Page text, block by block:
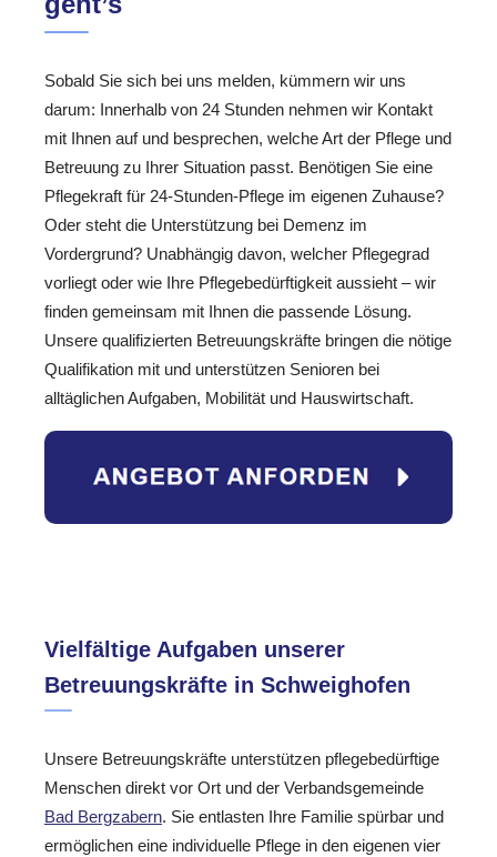
Sobald Sie sich bei uns melden, kümmern wir uns
darum: Innerhalb von 24 Stunden nehmen wir Kontakt
mit Ihnen auf und besprechen, welche Art der Pflege und
Betreuung zu Ihrer Situation passt. Benötigen Sie eine
Pflegekraft für 24-Stunden-Pflege im eigenen Zuhause?
Oder steht die Unterstützung bei Demenz im
Vordergrund? Unabhängig davon, welcher Pflegegrad
vorliegt oder wie Ihre Pflegebedürftigkeit aussieht – wir
finden gemeinsam mit Ihnen die passende Lösung.
Unsere qualifizierten Betreuungskräfte bringen die nötige
Qualifikation mit und unterstützen Senioren bei
alltäglichen Aufgaben, Mobilität und Hauswirtschaft.
Vielfältige Aufgaben unserer
Betreuungskräfte in Schweighofen
Unsere Betreuungskräfte unterstützen pflegebedürftige
Menschen direkt vor Ort und der Verbandsgemeinde
Bad Bergzabern. Sie entlasten Ihre Familie spürbar und
ermöglichen eine individuelle Pflege in den eigenen vier